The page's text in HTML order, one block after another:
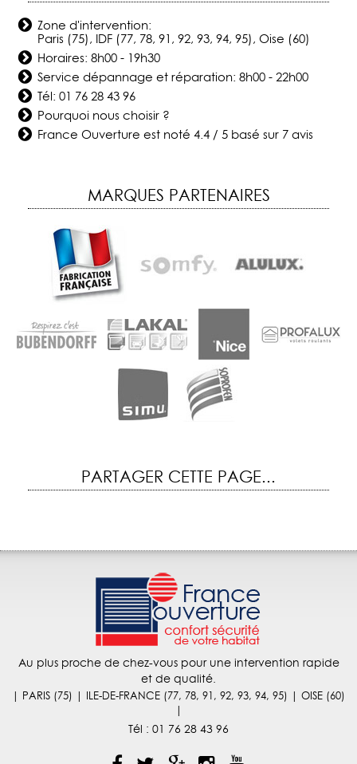
Zone d'intervention:
Paris (75), IDF (77, 78, 91, 92, 93, 94, 95), Oise (60)
Horaires: 8h00 - 19h30
Service dépannage et réparation: 8h00 - 22h00
Tél:01 76 28 43 96
Pourquoi nous choisir ?
France Ouverture est noté4.4 /5 basé sur 7avis
MARQUES PARTENAIRES
PARTAGER CETTE PAGE...
Au plus proche de chez-vous pour une intervention rapide
et de qualité.
| PARIS (75) | ILE-DE-FRANCE (77, 78, 91, 92, 93, 94, 95) | OISE (60)
|
Tél : 01 76 28 43 96